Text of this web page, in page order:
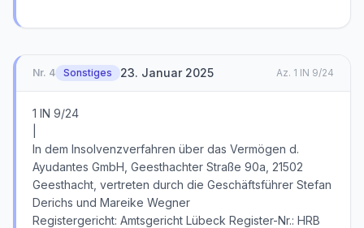
Nr. 4 Sonstiges 23. Januar 2025 Az. 1 IN 9/24
1 IN 9/24
In dem Insolvenzverfahren über das Vermögen d.
Ayudantes GmbH, Geesthachter Straße 90a, 21502
Geesthacht, vertreten durch die Geschäftsführer Stefan
Derichs und Mareike Wegner
Registergericht: Amtsgericht Lübeck Register-Nr.: HRB